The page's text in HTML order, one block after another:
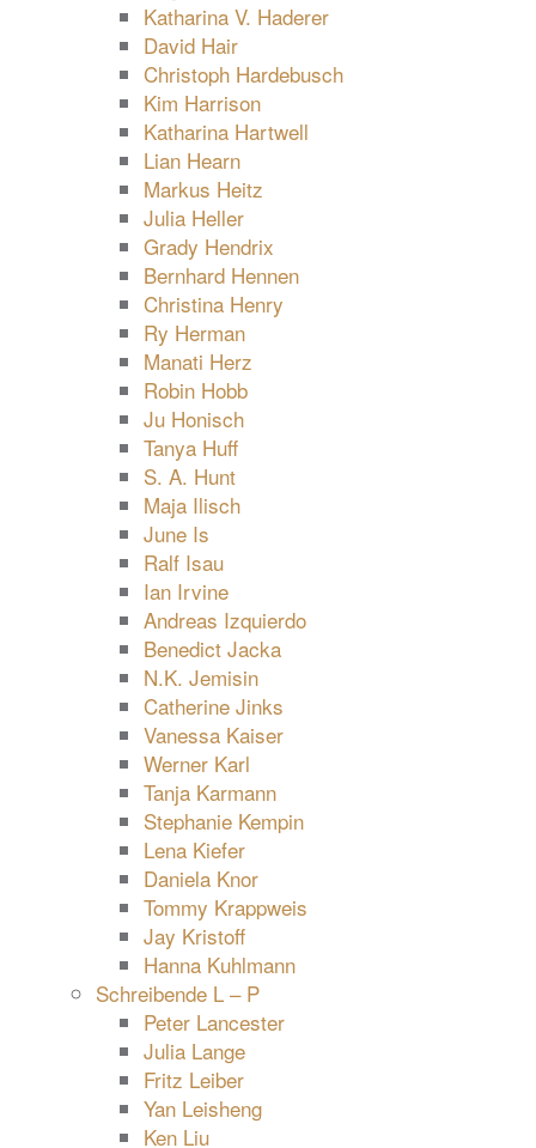
Katharina V. Haderer
David Hair
Christoph Hardebusch
Kim Harrison
Katharina Hartwell
Lian Hearn
Markus Heitz
Julia Heller
Grady Hendrix
Bernhard Hennen
Christina Henry
Ry Herman
Manati Herz
Robin Hobb
Ju Honisch
Tanya Huff
S. A. Hunt
Maja Ilisch
June Is
Ralf Isau
Ian Irvine
Andreas Izquierdo
Benedict Jacka
N.K. Jemisin
Catherine Jinks
Vanessa Kaiser
Werner Karl
Tanja Karmann
Stephanie Kempin
Lena Kiefer
Daniela Knor
Tommy Krappweis
Jay Kristoff
Hanna Kuhlmann
Schreibende L – P
Peter Lancester
Julia Lange
Fritz Leiber
Yan Leisheng
Ken Liu